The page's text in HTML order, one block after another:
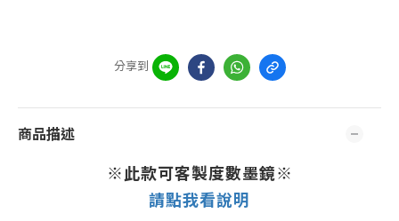
分享到
商品描述
※此款可客製度數墨鏡※
請點我看說明